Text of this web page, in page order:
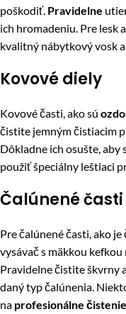
poškodiť. Pravidelne
ich hromadeniu. Pre lesk
kvalitný nábytkový vosk
Kovové diely
Kovové časti, ako sú
čistite jemným čistiacim
Dôkladne ich osušte, aby
použiť špeciálny leštiaci
Čalúnené časti
Pre čalúnené časti, ako
vysávač s mäkkou
Pravidelne čistite škvrny
daný typ čalúnenia.
na profesionálne čistenie